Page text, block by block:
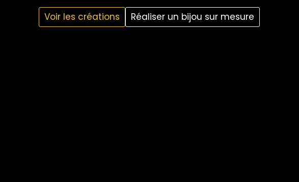
Voir les créations Réaliser un bijou sur mesure